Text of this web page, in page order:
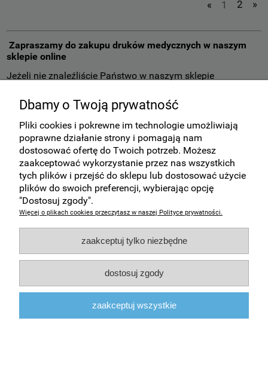
« 1 2 »
Zapraszamy do zakupu druków medycznych w naszym
sklepie online
Jeżeli nie znaleźliście Państwo w naszym sklepie
telefoniczny 695 840 695 lub mailowy przez formularz
dostępny w zakładce Kontakt. Druki medyczne wysyłamy
szybko i tanio kurierem na obszarze całej Polski. Dla tych
klientów dla których będzie to wygodne proponujemy odbiór
w paczkomatach Inpost.
Druki medyczne - Kraków- bezpłatna dostawa przy zakupie
produktów na minimum 150 złotych. Możliwy także odbiór
osobisty druków medycznych i innych artykułów biurowych
Kraków, ul. Krowoderska 22
Pomoc
Informacje
Dbamy o Twoją prywatność
Pliki cookies i pokrewne im technologie umożliwiają
poprawne działanie strony i pomagają nam
dostosować ofertę do Twoich potrzeb. Możesz
zaakceptować wykorzystanie przez nas wszystkich
tych plików i przejść do sklepu lub dostosować użycie
plików do swoich preferencji, wybierając opcję
"Dostosuj zgody".
Więcej o plikach cookies przeczytasz w naszej Polityce prywatności.
zaakceptuj tylko niezbędne
dostosuj zgody
zaakceptuj wszystkie